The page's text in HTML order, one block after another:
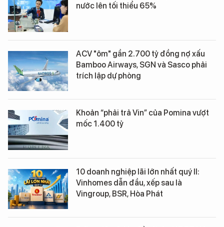
nước lên tối thiểu 65%
ACV "ôm" gần 2.700 tỷ đồng nợ xấu
Bamboo Airways, SGN và Sasco phải
trích lập dự phòng
Khoản “phải trả Vin” của Pomina vượt
mốc 1.400 tỷ
10 doanh nghiệp lãi lớn nhất quý II:
Vinhomes dẫn đầu, xếp sau là
Vingroup, BSR, Hòa Phát